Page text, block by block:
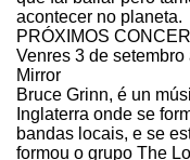
acontecer no planeta.
PRÓXIMOS
Venres 3 de
Mirror
Bruce Grinn, é un
Inglaterra onde se
bandas locais, e se
formou o grupo The